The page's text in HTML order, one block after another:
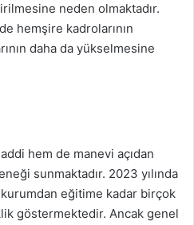
neden olmaktadır.
hemşire kadrolarının
daha da yükselmesine
hem de manevi açıdan
sunmaktadır. 2023 yılında
kurumdan eğitime kadar birçok
göstermektedir. Ancak genel